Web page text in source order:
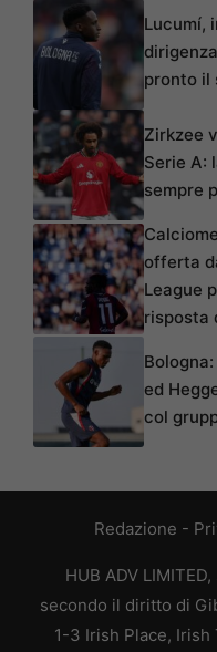
Lucumí,
pronto il
Zirkzee
Serie A:
sempre
offerta
League
risposta
ed
col
Redazione -
HUB ADV
secondo il diritto di
1-3 Irish Place, Irish